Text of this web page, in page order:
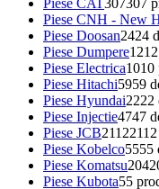
Piese CAT307307
Piese CNH - New
Piese Doosan2424
Piese Dumpere12
Piese Electrica1010
Piese Hitachi5959
Piese Hyundai2222
Piese Injectie4747
Piese JCB2112
Piese Kobelco5555
Piese Komatsu204
Piese Kubota55